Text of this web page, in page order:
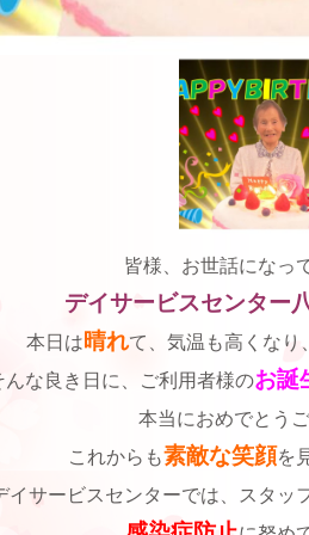
皆様、お世話になっ
デイサービスセンター
本日は 晴れて、気温も高くなり、
んな良き日に、ご利用者様のお誕
本当におめでとう
これからも素敵な笑顔を
イサービスセンターでは、スタッ